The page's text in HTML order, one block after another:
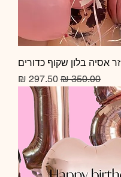
זר אסיה בלון שקוף כדורים
מחיר רגיל מחיר מבצע